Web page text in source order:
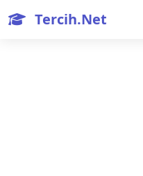
Tercih.Net